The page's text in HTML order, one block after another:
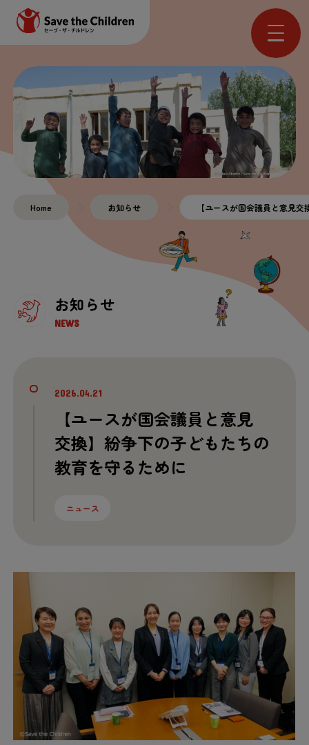
お知らせ
NEWS
Home お知らせ 【ユースが国会議員 と意見交
2026.04.21
【ユースが国会議員 と意見
交換】 紛争下の子どもたちの
教育を守るために
ニュース